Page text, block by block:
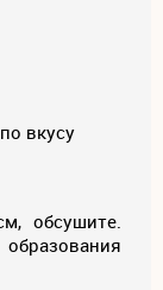
вкусу
обсушите.